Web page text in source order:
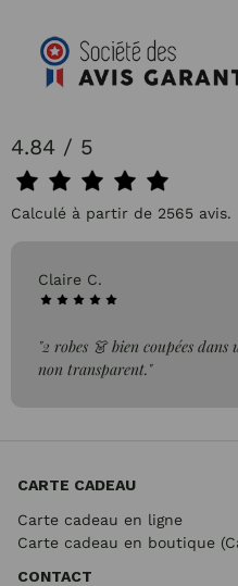
4.84 / 5
Calculé à partir de 2565 avis.
Claire C.
"2 robes 👗 bien coupées
non transparent."
CARTE CADEAU
Carte cadeau en ligne
Carte cadeau en boutique
CONTACT